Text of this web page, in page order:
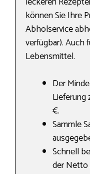
können Sie Ihre
Abholservice
verfügbar). Auch
Lebensmittel.
Der
Lieferung
€.
Sammle
Schnell
der Netto